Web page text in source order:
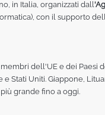
in Italia, organizzati dall
con il supporto
dell'UE e dei Paesi
Stati Uniti. Giappone,
grande fino a oggi.